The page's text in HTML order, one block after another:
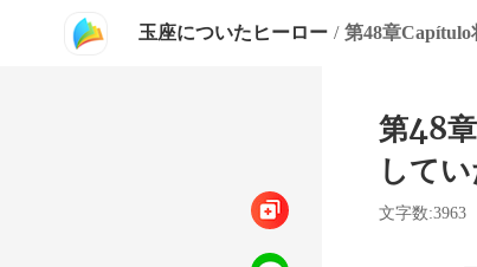
玉座についたヒーロー /
第48
してい
文字数:3963